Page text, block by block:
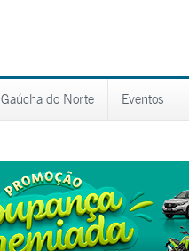
Gaúcha do Norte Eventos